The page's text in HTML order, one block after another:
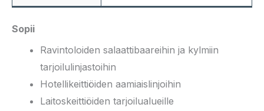
Sopii
Ravintoloiden salaattibaareihin ja kylmiin
tarjoilulinjastoihin
Hotellikeittiöiden aamiaislinjoihin
Laitoskeittiöiden tarjoilualueille